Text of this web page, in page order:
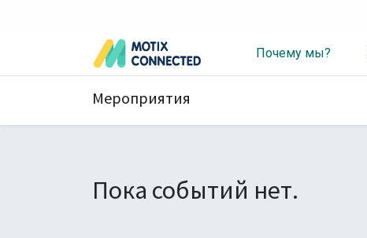
Почему мы?
Мероприятия
Пока событий нет.